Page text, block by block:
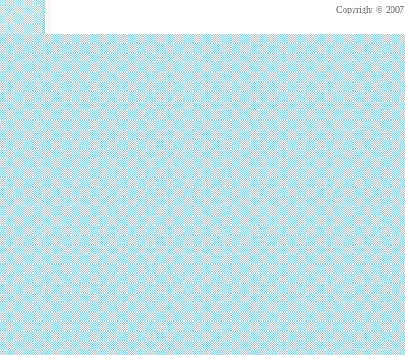
Copyright © 2007